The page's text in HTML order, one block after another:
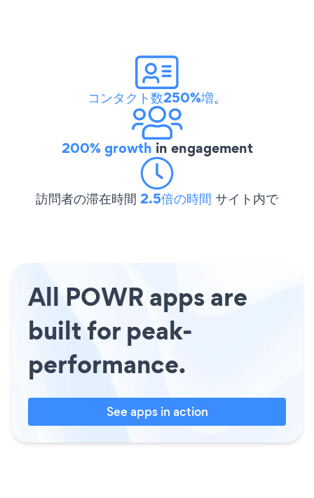
コンタクト数250%増。
200% growth in engagement
訪問者の滞在時間 2.5倍の時間 サイト内で
All POWR apps are
built for peak-
performance.
See apps in action